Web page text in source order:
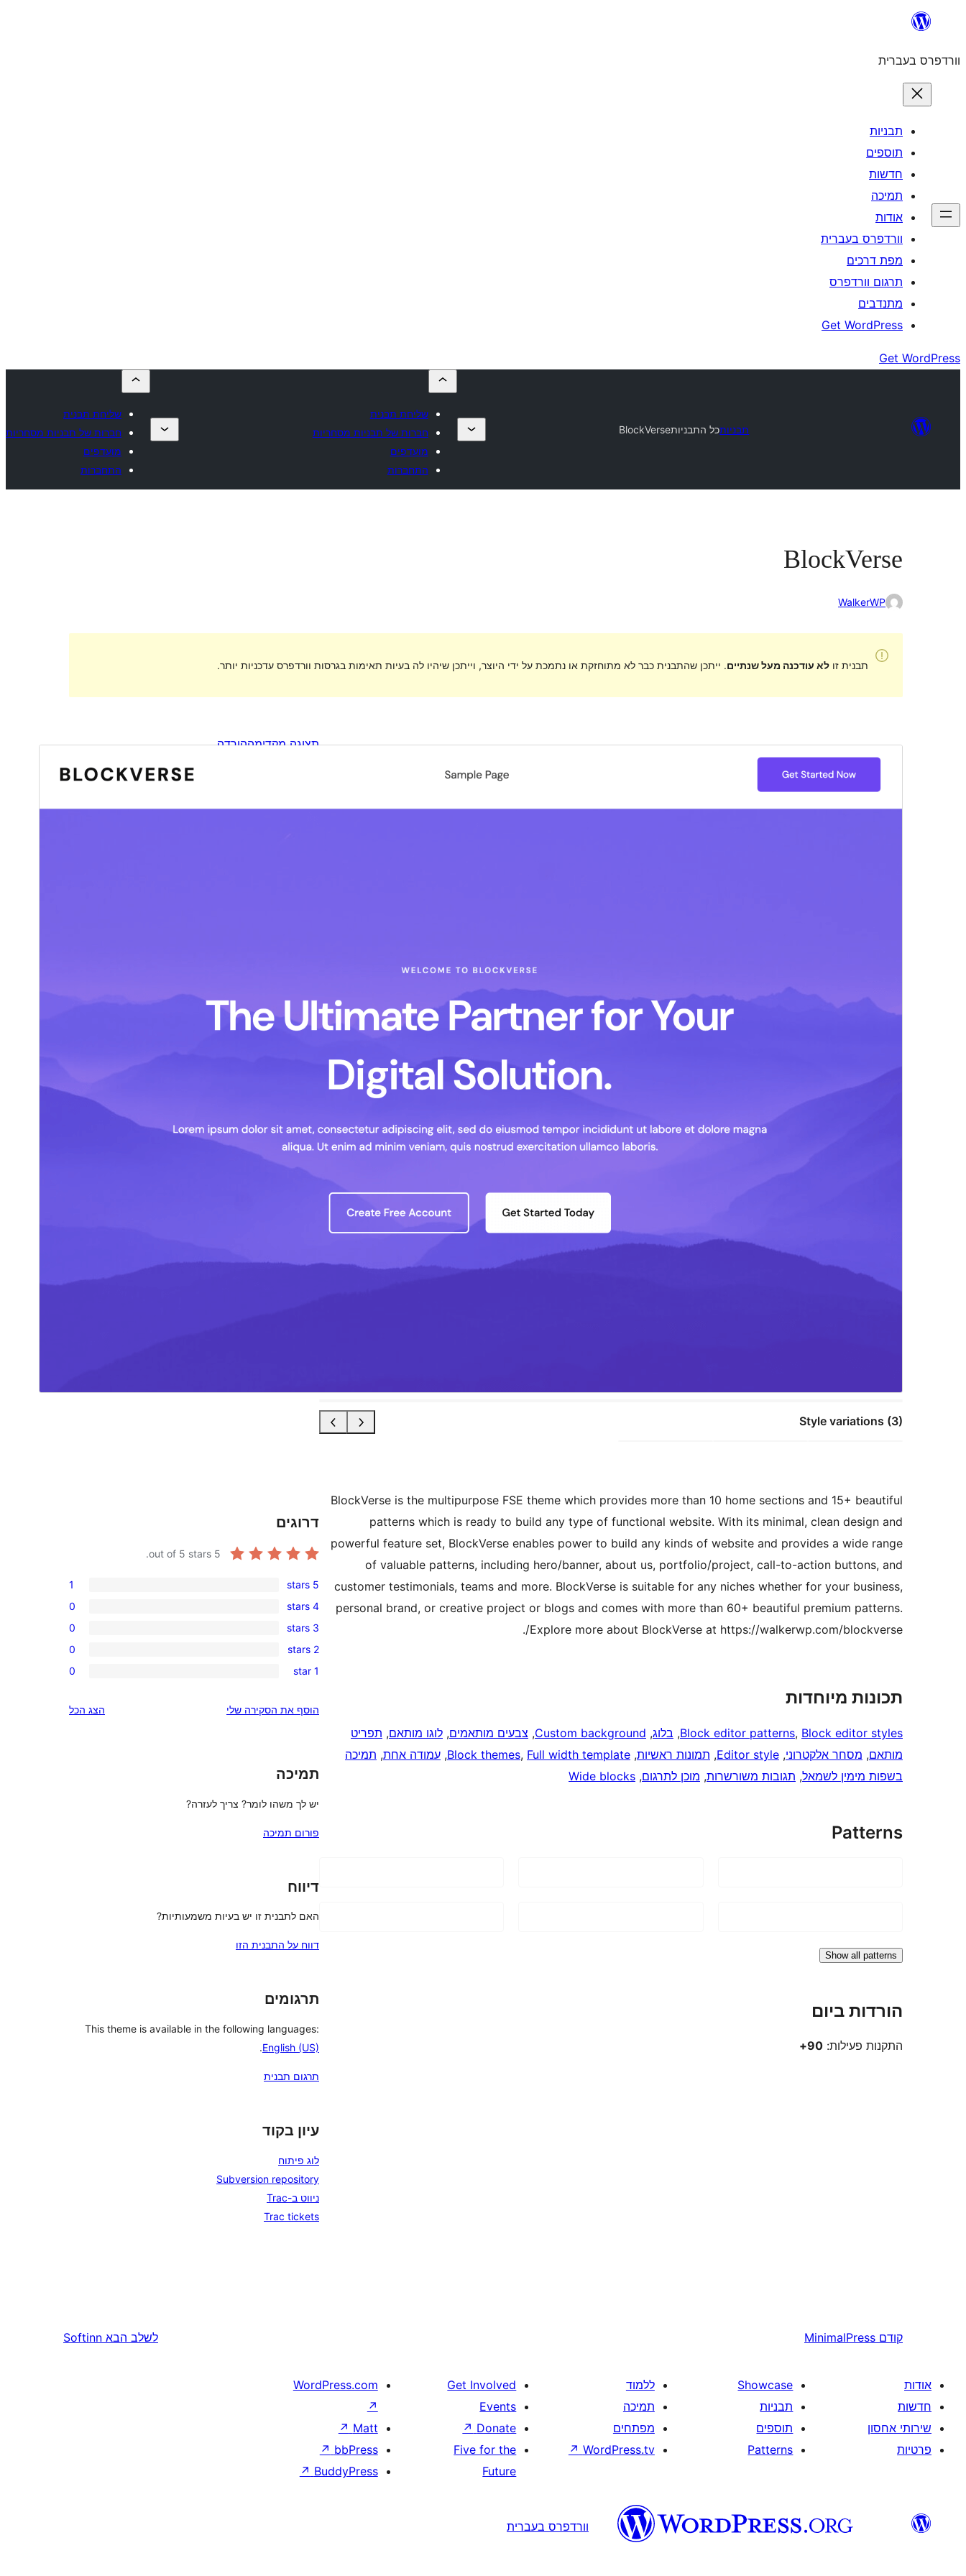
וורדפרס בעברית
תבניות
תוספים
חדשות
תמיכה
אודות
וורדפרס בעברית
מפת דרכים
תרגום וורדפרס
מתנדבים
Get WordPress
Get WordPress
תבניותכל התבניותBlockVerse
שליחת תבנית
חברות של תבניות מסחריות
מועדפים
התחברות
שליחת תבנית
חברות של תבניות מסחריות
מועדפים
התחברות
BlockVerse
WalkerWP
תבנית זולא עודכנה מעל שנתיים. ייתכן שהתבנית כבר לא מתוחזקת או נתמכת על ידי היוצר, וייתכן שיהיו לה בעיות תאימות בגרסות וורדפרס עדכניות יותר.
Style variations (3)
תצוגה מקדימההורדה
1.0.7
התקנות פעילות
90+
BlockVerse is the multipurpose FSE theme which provides more than 10 home sections and 15+ beautiful
patterns which is ready to build any type of functional website. With its minimal, clean design and
powerful feature set, BlockVerse enables power to build any kinds of website and provides a wide range
of valuable patterns, including hero/banner, about us, portfolio/project, call-to-action buttons, and
customer testimonials, teams and more. BlockVerse is suitable for any niches whether for your business,
personal brand, or creative project or blogs and comes with more than 60+ beautiful premium patterns.
Explore more about BlockVerse at https://walkerwp.com/blockverse/.
תכונות מיוחדות
Block editor patterns, Block editor styles
, בלוג,
Custom background
, צבעים מותאמים, לוגו מותאם, תפריט
מותאם, מסחר אלקטרוני,
Editor style
, תמונות ראשיות,
Block themes, Full width template
, עמודה אחת, תמיכה
בשפות מימין לשמאל, תגובות משורשרות, מוכן לתרגום,
Wide blocks
Patterns
Show all patterns
הורדות ביום
התקנות פעילות: 90+
דרוגים
5
5-
star
review
5 stars
1
4-
star
reviews
4 stars
0
0
3-
star
3 stars
0
reviews
2 stars
0
star
1 star
0
הוסף את הסקירה שלי הצג הכל
תמיכה
יש לך משהו לומר? צריך לעזרה?
פורום תמיכה
דיווח
האם לתבנית זו יש בעיות משמעותיות?
דווח על התבנית הזו
תרגומים
This theme is available in the following languages:
English (US)
.
תרגום תבנית
עיון בקוד
לוג פיתוח
Subversion repository
ניווט ב-Trac
Trac tickets
קודם MinimalPress לשלב הבא Softinn
אודות
חדשות
שירותי אחסון
פרטיות
Showcase
תבניות
תוספים
Patterns
ללמוד
תמיכה
מפתחים
WordPress.tv
↗
Get Involved
Events
Donate
↗
Five for the
Future
WordPress.com
↗
Matt
↗
bbPress
↗
BuddyPress
↗
וורדפרס בעברית